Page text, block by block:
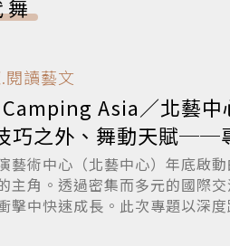
舞
閱讀藝文
Asia／北藝中
巧之外、舞動天賦──
魯直葳
藝術中心（北藝中心）年底啟
主角。透過密集而多元的國際
擊中快速成長。此次專題以深